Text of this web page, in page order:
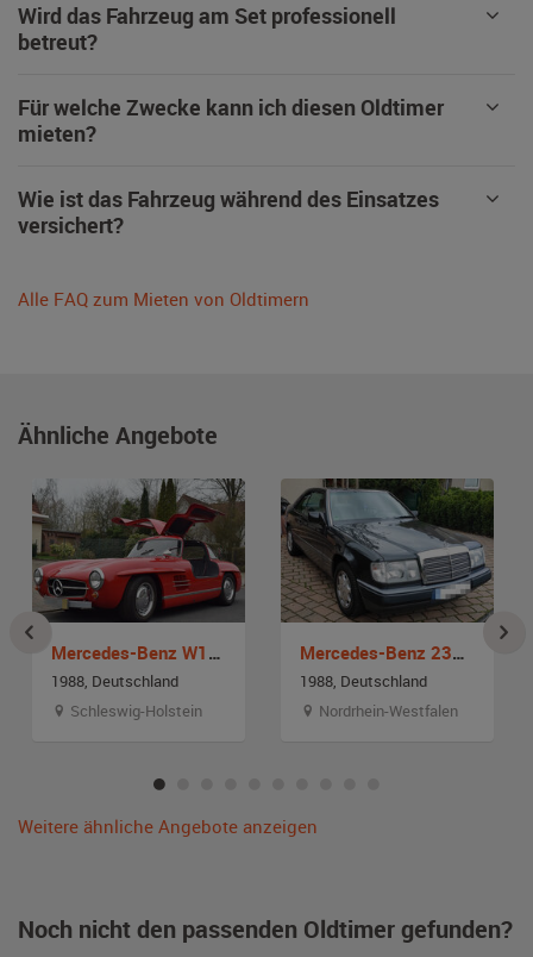
Wird das Fahrzeug am Set professionell
betreut?
Für welche Zwecke kann ich diesen Oldtimer
mieten?
Wie ist das Fahrzeug während des Einsatzes
versichert?
Alle FAQ zum Mieten von Oldtimern
Ähnliche Angebote
Mercedes-Benz W198 300 SL Gullwing Replika
1988, Deutschland
Schleswig-Holstein
Mercedes-Benz 230 CE C 124
1988, Deutschland
Nordrhein-Westfalen
Weitere ähnliche Angebote anzeigen
Noch nicht den passenden Oldtimer gefunden?